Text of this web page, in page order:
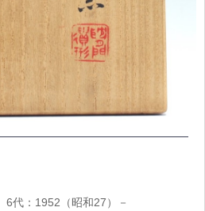
：1952（昭和27）－